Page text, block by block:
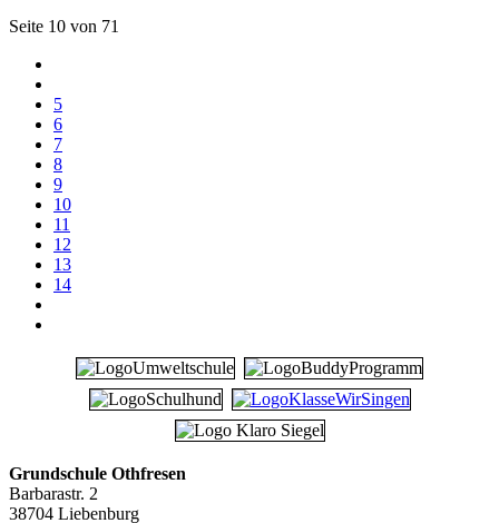
Seite 10 von 71
5
6
7
8
9
10
11
12
13
14
Grundschule Othfresen
Barbarastr. 2
38704 Liebenburg